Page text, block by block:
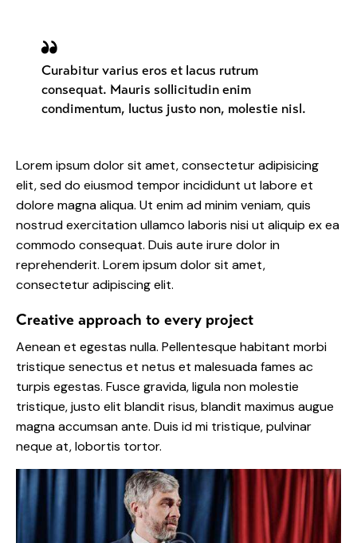
Curabitur varius eros et lacus rutrum
consequat. Mauris sollicitudin enim
condimentum, luctus justo non, molestie nisl.
Lorem ipsum dolor sit amet, consectetur adipisicing
elit, sed do eiusmod tempor incididunt ut labore et
dolore magna aliqua. Ut enim ad minim veniam, quis
nostrud exercitation ullamco laboris nisi ut aliquip ex ea
commodo consequat. Duis aute irure dolor in
reprehenderit. Lorem ipsum dolor sit amet,
consectetur adipiscing elit.
Creative approach to every project
Aenean et egestas nulla. Pellentesque habitant morbi
tristique senectus et netus et malesuada fames ac
turpis egestas. Fusce gravida, ligula non molestie
tristique, justo elit blandit risus, blandit maximus augue
magna accumsan ante. Duis id mi tristique, pulvinar
neque at, lobortis tortor.